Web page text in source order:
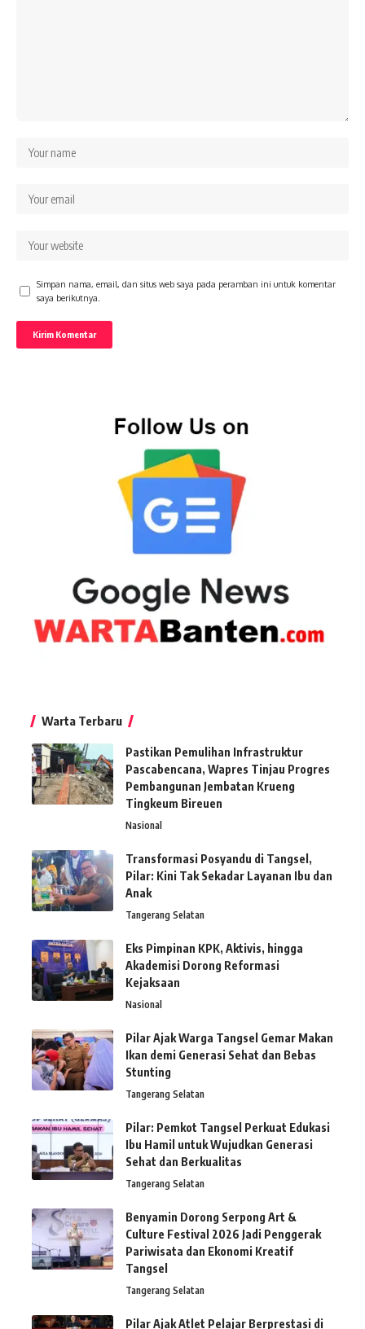
Simpan nama, email, dan situs web saya pada peramban ini untuk komentar
saya berikutnya.
Warta Terbaru
Pastikan Pemulihan Infrastruktur
Pascabencana, Wapres Tinjau Progres
Pembangunan Jembatan Krueng
Tingkeum Bireuen
Nasional
Transformasi Posyandu di Tangsel,
Pilar: Kini Tak Sekadar Layanan Ibu dan
Anak
Tangerang Selatan
Eks Pimpinan KPK, Aktivis, hingga
Akademisi Dorong Reformasi
Kejaksaan
Nasional
Pilar Ajak Warga Tangsel Gemar Makan
Ikan demi Generasi Sehat dan Bebas
Stunting
Tangerang Selatan
Pilar: Pemkot Tangsel Perkuat Edukasi
Ibu Hamil untuk Wujudkan Generasi
Sehat dan Berkualitas
Tangerang Selatan
Benyamin Dorong Serpong Art &
Culture Festival 2026 Jadi Penggerak
Pariwisata dan Ekonomi Kreatif
Tangsel
Tangerang Selatan
Pilar Ajak Atlet Pelajar Berprestasi di